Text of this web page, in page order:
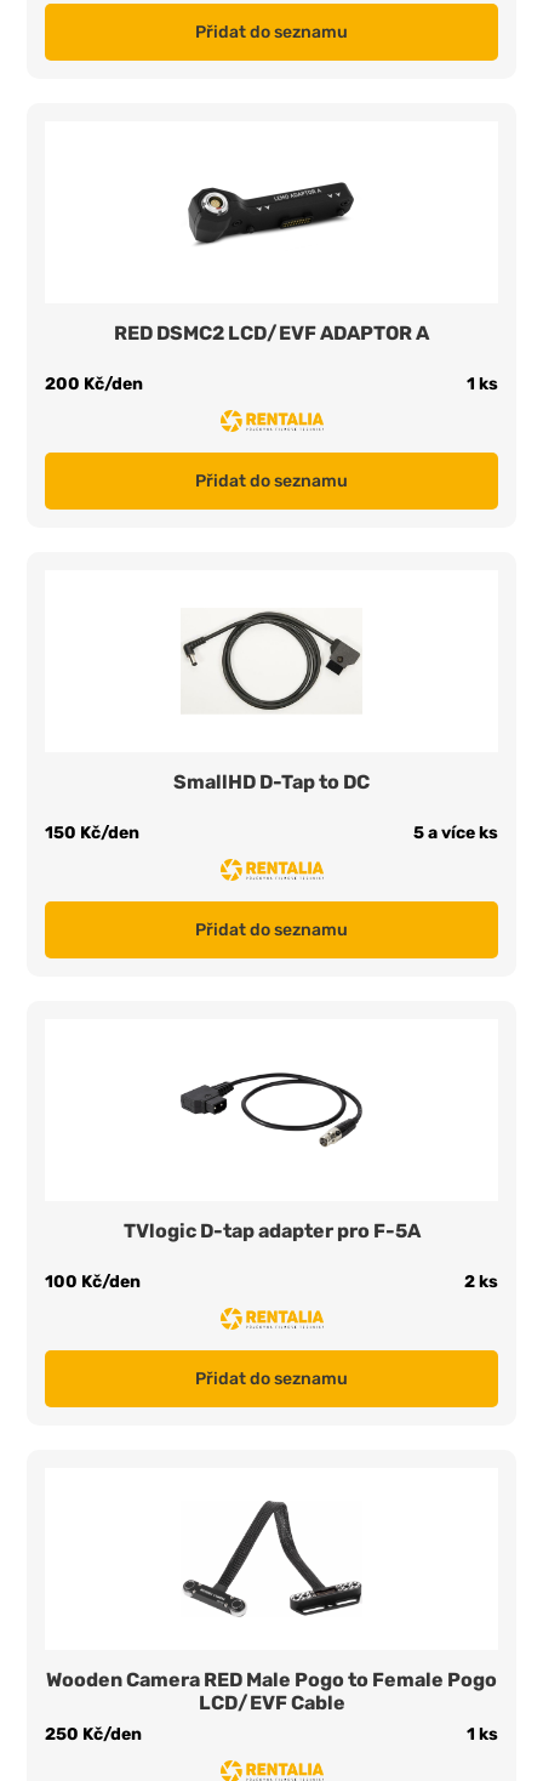
Přidat do seznamu
RED DSMC2 LCD/EVF ADAPTOR A
200 Kč/den 1 ks
Přidat do seznamu
SmallHD D-Tap to DC
150 Kč/den 5 a více ks
Přidat do seznamu
TVlogic D-tap adapter pro F-5A
100 Kč/den 2 ks
Přidat do seznamu
Wooden Camera RED Male Pogo to Female Pogo
LCD/EVF Cable
250 Kč/den 1 ks